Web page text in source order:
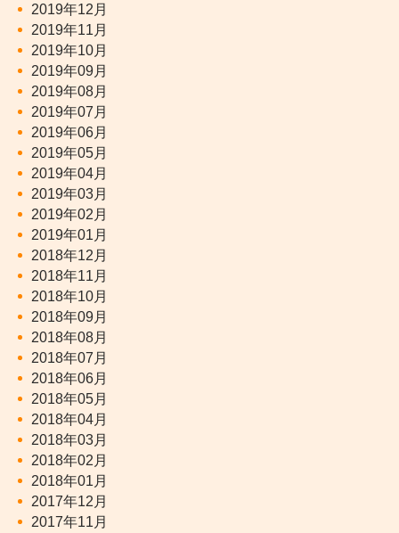
2019年12月
2019年11月
2019年10月
2019年09月
2019年08月
2019年07月
2019年06月
2019年05月
2019年04月
2019年03月
2019年02月
2019年01月
2018年12月
2018年11月
2018年10月
2018年09月
2018年08月
2018年07月
2018年06月
2018年05月
2018年04月
2018年03月
2018年02月
2018年01月
2017年12月
2017年11月